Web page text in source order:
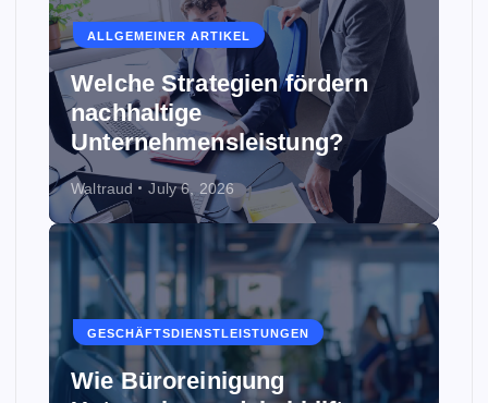
ALLGEMEINER ARTIKEL
Welche Strategien fördern
nachhaltige
Unternehmensleistung?
Waltraud July 6, 2026
GESCHÄFTSDIENSTLEISTUNGEN
Wie Büroreinigung